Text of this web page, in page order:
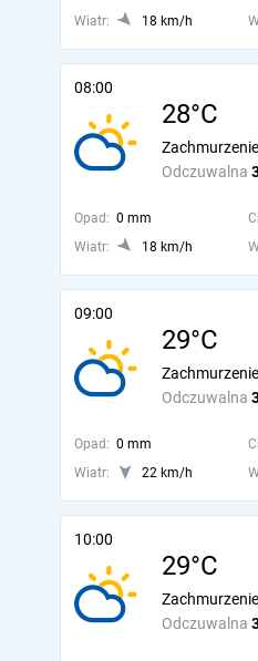
Wiatr: 18 km/h
08:00
28°C
Odczuwalna
Opad: 0 mm
Wiatr:
18 km/h
09:00
29°C
Odczuwalna
Opad: 0 mm
Wiatr:
22 km/h
10:00
29°C
Odczuwalna